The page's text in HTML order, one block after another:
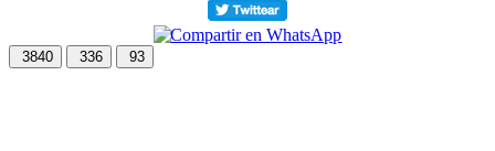
3840 336 93